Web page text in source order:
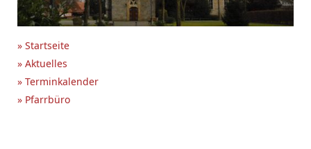
» Startseite
» Aktuelles
» Terminkalender
» Pfarrbüro